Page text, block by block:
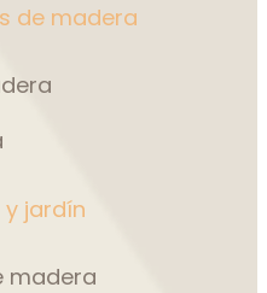
de madera
y jardín
madera